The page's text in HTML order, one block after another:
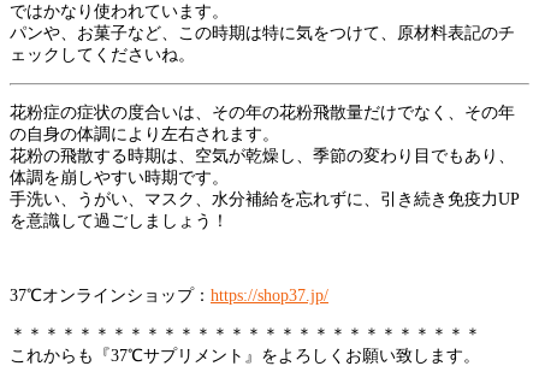
ではかなり使われています。
パンや、お菓子など、この時期は特に気をつけて、原材料表記のチ
ェックしてくださいね。
花粉症の症状の度合いは、その年の花粉飛散量だけでなく、その年
の自身の体調により左右されます。
花粉の飛散する時期は、空気が乾燥し、季節の変わり目でもあり、
体調を崩しやすい時期です。
手洗い、うがい、マスク、水分補給を忘れずに、引き続き免疫力UP
を意識して過ごしましょう！
37℃オンラインショップ： https://shop37.jp/
＊＊＊＊＊＊＊＊＊＊＊＊＊＊＊＊＊＊＊＊＊＊＊＊＊＊＊＊
これからも『37℃サプリメント』をよろしくお願い致します。